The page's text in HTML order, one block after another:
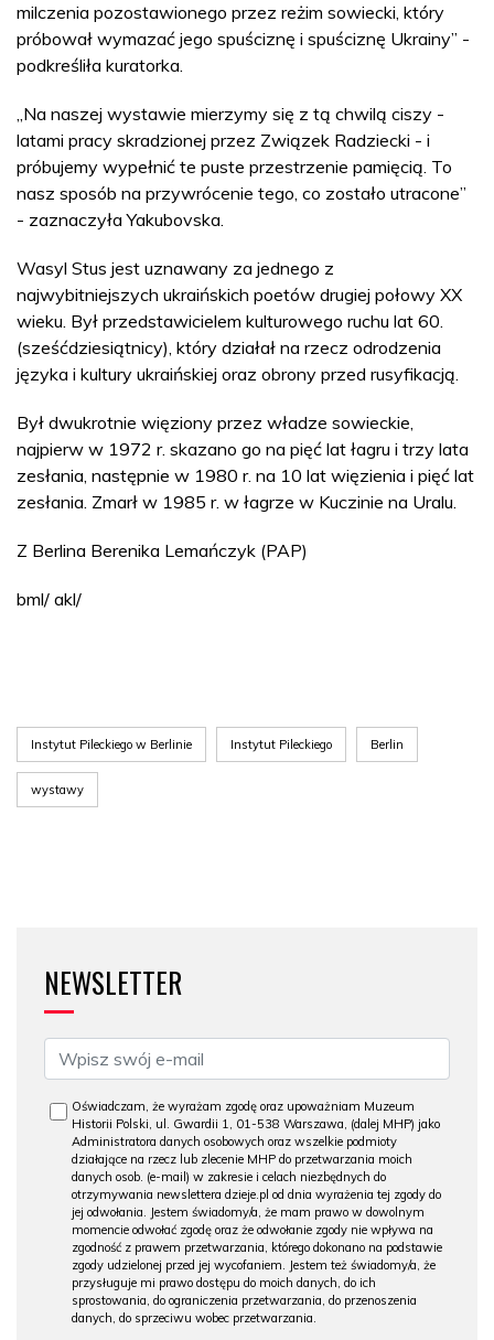
milczenia pozostawionego przez reżim sowiecki, który
próbował wymazać jego spuściznę i spuściznę Ukrainy” -
podkreśliła kuratorka.
„Na naszej wystawie mierzymy się z tą chwilą ciszy -
latami pracy skradzionej przez Związek Radziecki - i
próbujemy wypełnić te puste przestrzenie pamięcią. To
nasz sposób na przywrócenie tego, co zostało utracone”
- zaznaczyła Yakubovska.
Wasyl Stus jest uznawany za jednego z
najwybitniejszych ukraińskich poetów drugiej połowy XX
wieku. Był przedstawicielem kulturowego ruchu lat 60.
(sześćdziesiątnicy), który działał na rzecz odrodzenia
języka i kultury ukraińskiej oraz obrony przed rusyfikacją.
Był dwukrotnie więziony przez władze sowieckie,
najpierw w 1972 r. skazano go na pięć lat łagru i trzy lata
zesłania, następnie w 1980 r. na 10 lat więzienia i pięć lat
zesłania. Zmarł w 1985 r. w łagrze w Kuczinie na Uralu.
Z Berlina Berenika Lemańczyk (PAP)
bml/ akl/
Instytut Pileckiego w Berlinie Instytut Pileckiego Berlin
wystawy
NEWSLETTER
Oświadczam, że wyrażam zgodę oraz upoważniam Muzeum
Historii Polski, ul. Gwardii 1, 01-538 Warszawa, (dalej MHP) jako
Administratora danych osobowych oraz wszelkie podmioty
działające na rzecz lub zlecenie MHP do przetwarzania moich
danych osob. (e-mail) w zakresie i celach niezbędnych do
otrzymywania newslettera dzieje.pl od dnia wyrażenia tej zgody do
jej odwołania. Jestem świadomy/a, że mam prawo w dowolnym
momencie odwołać zgodę oraz że odwołanie zgody nie wpływa na
zgodność z prawem przetwarzania, którego dokonano na podstawie
zgody udzielonej przed jej wycofaniem. Jestem też świadomy/a, że
przysługuje mi prawo dostępu do moich danych, do ich
sprostowania, do ograniczenia przetwarzania, do przenoszenia
danych, do sprzeciwu wobec przetwarzania.